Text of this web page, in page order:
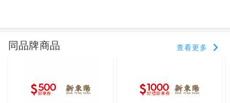
同品牌商品 查看更多